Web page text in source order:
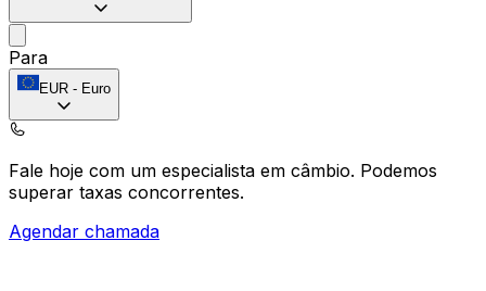
Para
EUR - Euro
Fale hoje com um especialista em câmbio. Podemos
superar taxas concorrentes.
Agendar chamada